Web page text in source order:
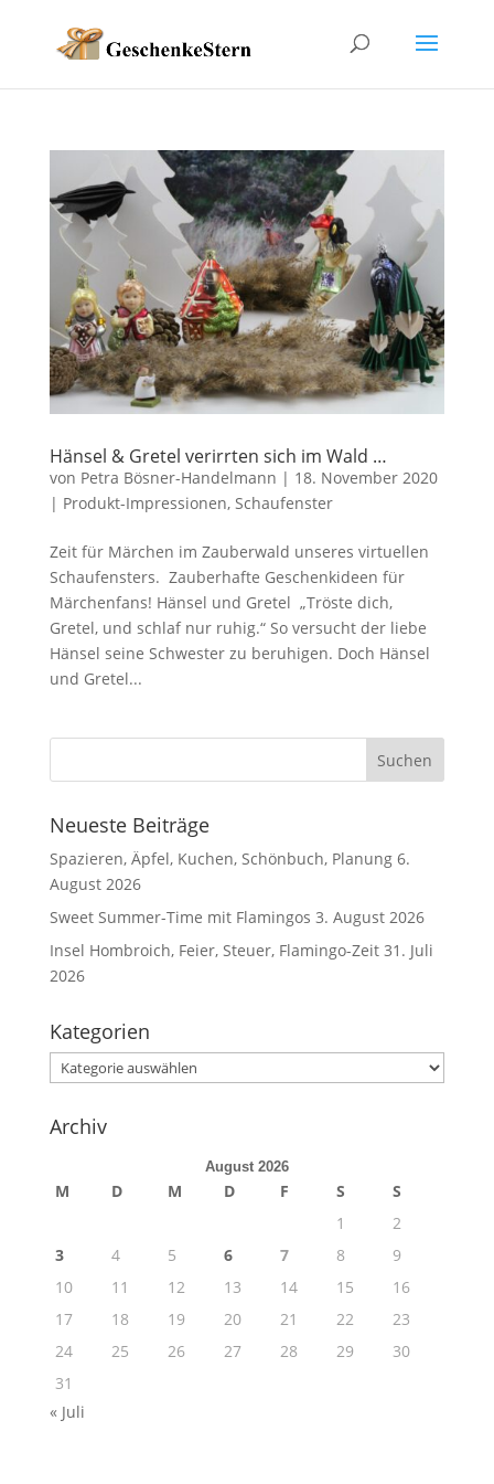
Hänsel & Gretel verirrten sich im Wald …
von Petra Bösner-Handelmann | 18. November 2020
| Produkt-Impressionen, Schaufenster
Zeit für Märchen im Zauberwald unseres virtuellen
Schaufensters. Zauberhafte Geschenkideen für
Märchenfans! Hänsel und Gretel „Tröste dich,
Gretel, und schlaf nur ruhig.“ So versucht der liebe
Hänsel seine Schwester zu beruhigen. Doch Hänsel
und Gretel...
Neueste Beiträge
Spazieren, Äpfel, Kuchen, Schönbuch, Planung 6.
August 2026
Sweet Summer-Time mit Flamingos 3. August 2026
Insel Hombroich, Feier, Steuer, Flamingo-Zeit 31. Juli
2026
Kategorien
Kategorien
Archiv
August 2026
M D M D F S
S
1
2
3
4 5 6 7 8
9
10
11 12 13 14 15
16
17
18 19 20 21 22
23
24
25 26 27 28 29
30
31
« Juli